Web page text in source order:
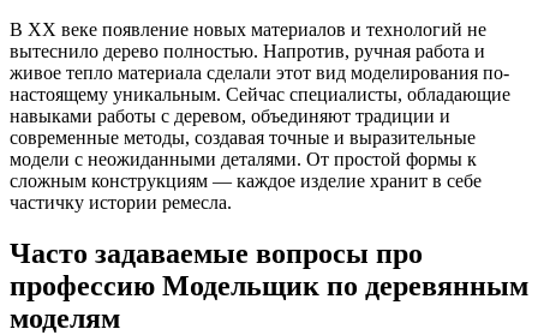
В XX веке появление новых материалов и технологий не
вытеснило дерево полностью. Напротив, ручная работа и
живое тепло материала сделали этот вид моделирования по-
настоящему уникальным. Сейчас специалисты, обладающие
навыками работы с деревом, объединяют традиции и
современные методы, создавая точные и выразительные
модели с неожиданными деталями. От простой формы к
сложным конструкциям — каждое изделие хранит в себе
частичку истории ремесла.
Часто задаваемые вопросы про
профессию Модельщик по деревянным
моделям